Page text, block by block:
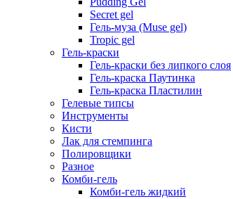
Secret gel
Гель-муза (Muse gel)
Tropic gel
Гель-краски
Гель-краски без липкого слоя
Гель-краска Паутинка
Гель-краска Пластилин
Гелевые типсы
Инструменты
Кисти
Лак для стемпинга
Полировщики
Разное
Комби-гель
Комби-гель жидкий